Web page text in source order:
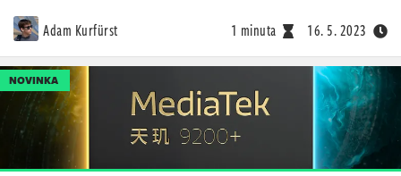
Adam Kurfürst 1 minuta 16. 5. 2023
NOVINKA